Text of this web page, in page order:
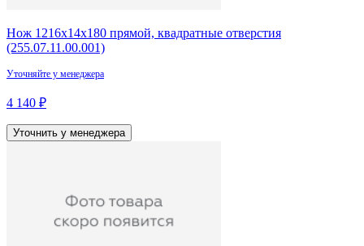
Нож 1216х14х180 прямой, квадратные отверстия
(255.07.11.00.001)
Уточняйте у менеджера
4 140 ₽
Уточнить у менеджера